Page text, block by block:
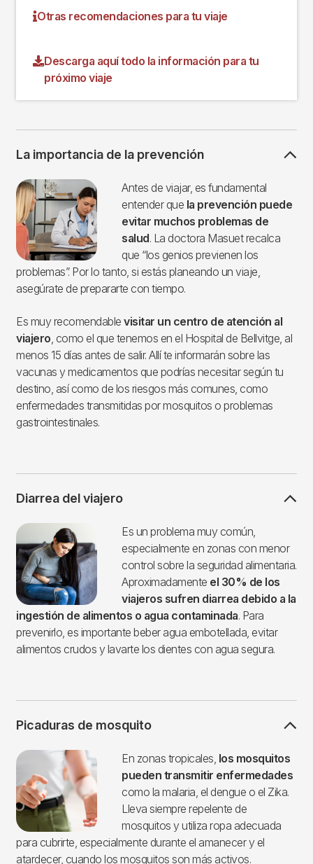
Otras recomendaciones para tu viaje
Descarga aquí todo la información para tu
próximo viaje
La importancia de la prevención
Imagen
Antes de viajar, es fundamental
entender que la prevención puede
evitar muchos problemas de
salud. La doctora Masuet recalca
que “los genios previenen los
problemas”. Por lo tanto, si estás planeando un viaje,
asegúrate de prepararte con tiempo.
Es muy recomendable visitar un centro de atención al
viajero, como el que tenemos en el Hospital de Bellvitge, al
menos 15 días antes de salir. Allí te informarán sobre las
vacunas y medicamentos que podrías necesitar según tu
destino, así como de los riesgos más comunes, como
enfermedades transmitidas por mosquitos o problemas
gastrointestinales.
Diarrea del viajero
Imagen
Es un problema muy común,
especialmente en zonas con menor
control sobre la seguridad alimentaria.
Aproximadamente el 30% de los
viajeros sufren diarrea debido a la
ingestión de alimentos o agua contaminada. Para
prevenirlo, es importante beber agua embotellada, evitar
alimentos crudos y lavarte los dientes con agua segura.
Picaduras de mosquito
Imagen En zonas tropicales, los mosquitos
pueden transmitir enfermedades
como la malaria, el dengue o el Zika.
Lleva siempre repelente de
mosquitos y utiliza ropa adecuada
para cubrirte, especialmente durante el amanecer y el
atardecer, cuando los mosquitos son más activos.